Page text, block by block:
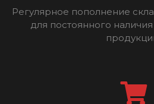
Регулярное пополнение
для постоянного